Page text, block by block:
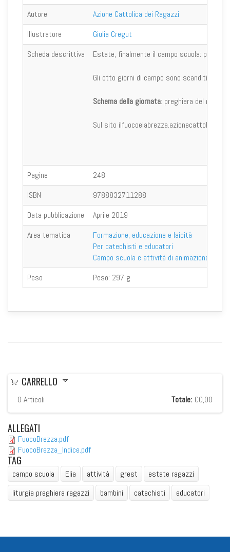
Autore
Azione Cattolica dei Ragazzi
Illustratore
Giulia Cregut
Scheda descrittiva
Estate, finalmente il campo scuola: per i
Gli otto giorni di campo sono scanditi uno
Schema della giornata: preghiera del
Sul sito ilfuocoelabrezza.azionecattolica.it
Pagine
248
ISBN
9788832711288
Data pubblicazione
Aprile 2019
Area tematica
Formazione, educazione e laicità
Per catechisti e educatori
Campo scuola e attività di animazione
Peso
Peso: 297 g
CARRELLO
0 Articoli Totale: €0,00
ALLEGATI
FuocoBrezza.pdf
FuocoBrezza_Indice.pdf
TAG
campo scuola Elia attività grest
estate ragazzi
liturgia preghiera ragazzi
bambini catechisti educatori